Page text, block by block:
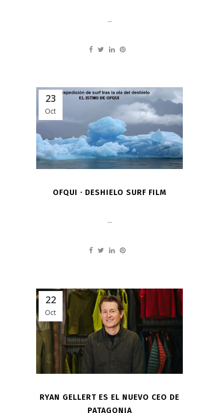
...
23
Oct
OFQUI · DESHIELO SURF FILM
...
22
Oct
RYAN GELLERT ES EL NUEVO CEO DE
PATAGONIA